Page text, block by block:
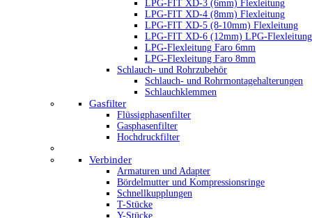
LPG-FIT XD-3 (6mm) Flexleitung
LPG-FIT XD-4 (8mm) Flexleitung
LPG-FIT XD-5 (8-10mm) Flexleitung
LPG-FIT XD-6 (12mm) LPG-Flexleitung
LPG-Flexleitung Faro 6mm
LPG-Flexleitung Faro 8mm
Schlauch- und Rohrzubehör
Schlauch- und Rohrmontagehalterungen
Schlauchklemmen
Gasfilter
Flüssigphasenfilter
Gasphasenfilter
Hochdruckfilter
Verbinder
Armaturen und Adapter
Bördelmutter und Kompressionsringe
Schnellkupplungen
T-Stücke
Y-Stücke